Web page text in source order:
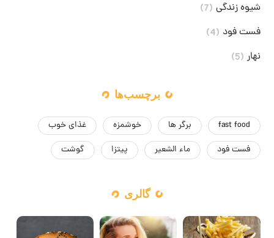
شیوه زندگی (7)
فست فود (4)
نهار (5)
برچسب‌ها
fast food برگر ها خوشمزه
غذای خوب
فست فود
ماء الشعیر پیتزا گوشت
گالری